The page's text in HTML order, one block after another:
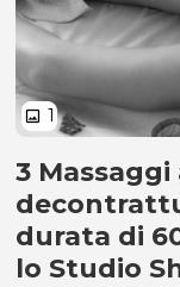
image 1
3
3
durata di
lo Studio